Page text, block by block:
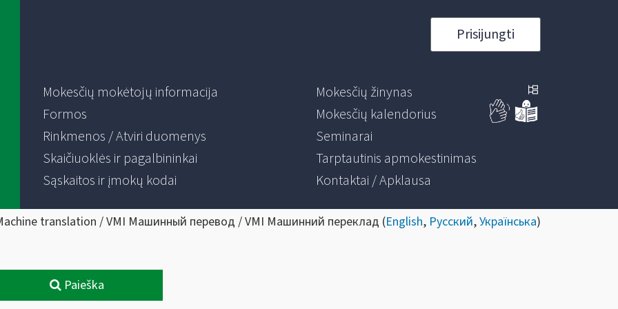
Prisijungti
Mokesčių mokėtojų informacija
Formos
Rinkmenos / Atviri duomenys
Skaičiuoklės ir pagalbininkai
Sąskaitos ir įmokų kodai
Mokesčių žinynas
Mokesčių kalendorius
Seminarai
Tarptautinis apmokestinimas
Kontaktai / Apklausa
translation / VMI Машинный перевод / VMI Машинний переклад (English, Русский,Українська)
Paieška